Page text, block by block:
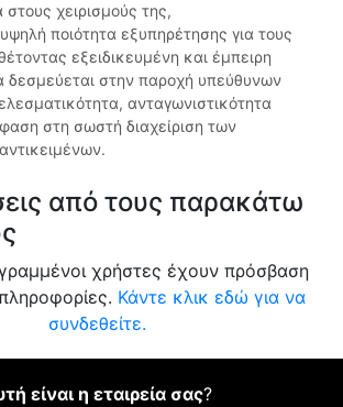
χειρισμούς της,
ποιότητα εξυπηρέτησης για τους
εξειδικευμένη και έμπειρη
δεσμεύεται στην παροχή υπεύθυνων
ανταγωνιστικότητα
στη σωστή διαχείριση των
από τους παρακάτω
χρήστες έχουν πρόσβαση
Κάντε κλικ εδώ για να
συνδεθείτε.
είναι η εταιρεία σας?